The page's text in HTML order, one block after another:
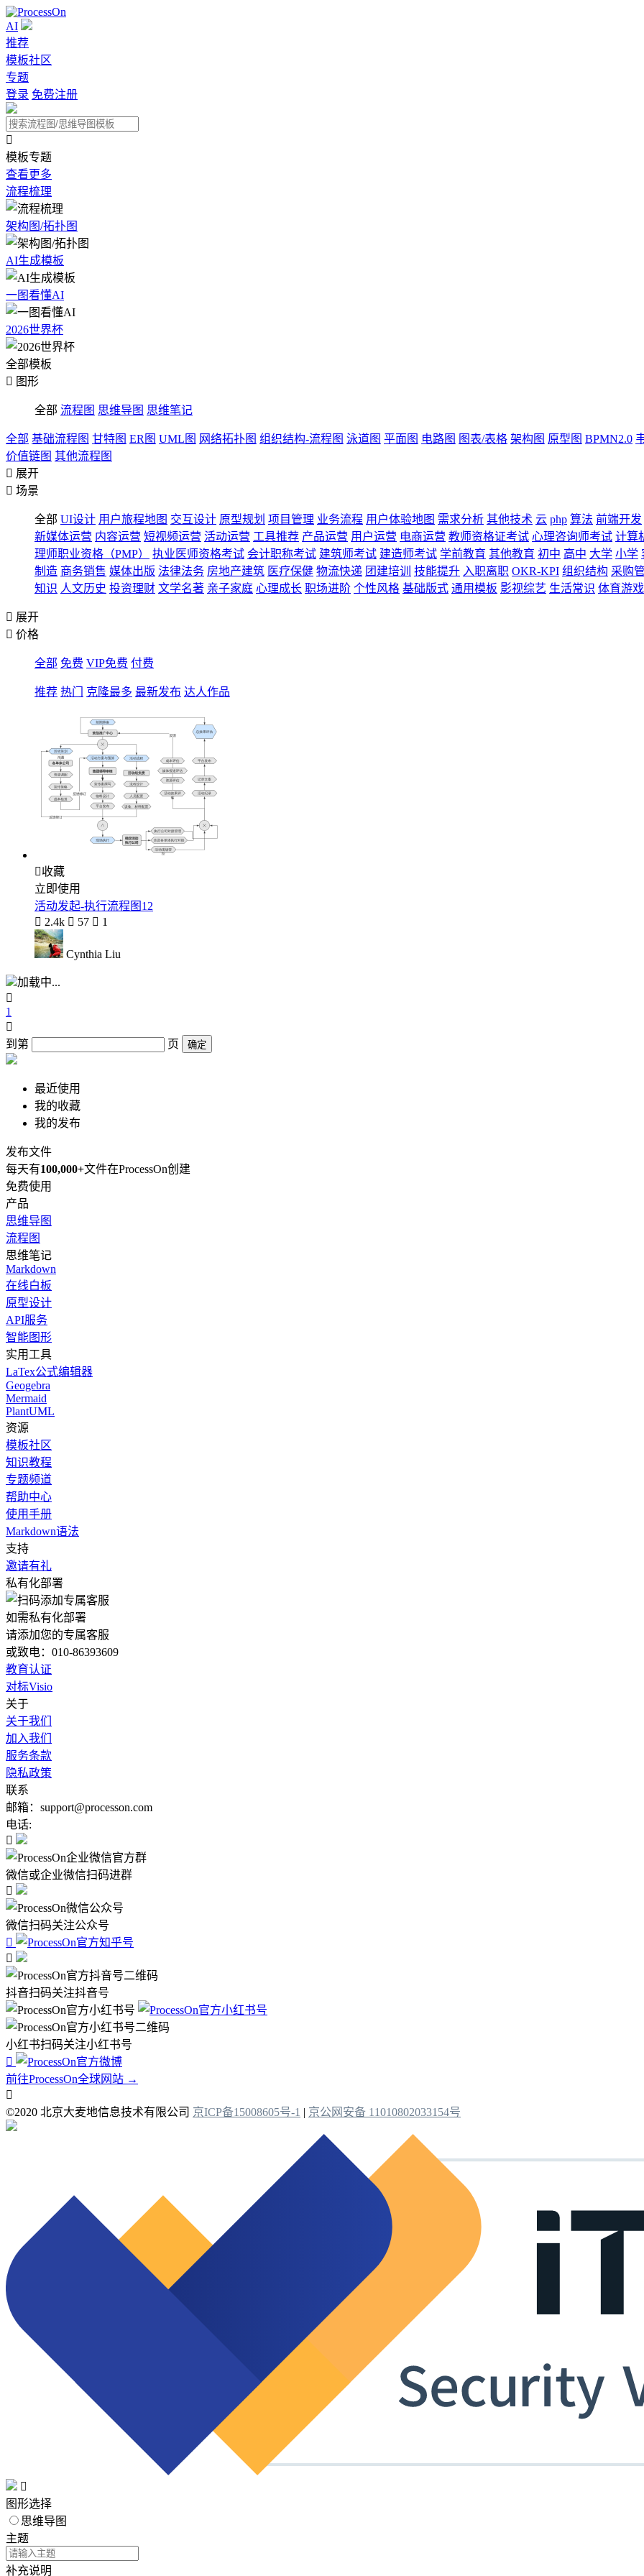
AI
推荐
模板社区
专题
登录 免费注册

模板专题
查看更多
流程梳理
架构图/拓扑图
AI生成模板
一图看懂AI
2026世界杯
全部模板
 图形
全部 流程图 思维导图 思维笔记
全部 基础流程图 甘特图 ER图 UML图 网络拓扑图 组织结构-流程图 泳道图 平面图 电路图 图表/表格 架构图 原型图 BPMN2.0
价值链图 其他流程图
 展开
 场景
全部 UI设计 用户旅程地图 交互设计 原型规划 项目管理 业务流程 用户体验地图 需求分析 其他技术 云 php 算法 前端开发
新媒体运营 内容运营 短视频运营 活动运营 工具推荐 产品运营 用户运营 电商运营 教师资格证考试 心理咨询师考试 计算
理师职业资格（PMP）
执业医师资格考试 会计职称考试 建筑师考试 建造师考试 学前教育 其他教育 初中 高中 大学 小学
制造 商务销售 媒体出版 法律法务 房地产建筑 医疗保健 物流快递 团建培训 技能提升 入职离职 OKR-KPI 组织结构 采购
知识 人文历史 投资理财 文学名著 亲子家庭 心理成长 职场进阶 个性风格 基础版式 通用模板 影视综艺 生活常识 体育游戏
 展开
 价格
全部 免费 VIP免费 付费
推荐 热门 克隆最多 最新发布 达人作品
收藏
立即使用
活动发起-执行流程图12
 2.4k  57  1
Cynthia Liu
加载中...

1

到第
页 确定
最近使用
我的收藏
我的发布
发布文件
每天有100,000+文件在ProcessOn创建
免费使用
产品
思维导图
流程图
思维笔记
Markdown
在线白板
原型设计
API服务
智能图形
实用工具
LaTex公式编辑器
Geogebra
Mermaid
PlantUML
资源
模板社区
知识教程
专题频道
帮助中心
使用手册
Markdown语法
支持
邀请有礼
私有化部署
如需私有化部署
请添加您的专属客服
或致电：010-86393609
教育认证
对标Visio
关于
关于我们
加入我们
服务条款
隐私政策
联系
邮箱：support@processon.com
电话:

微信或企业微信扫码进群

微信扫码关注公众号


抖音扫码关注抖音号
小红书扫码关注小红书号

前往ProcessOn全球网站 →

©2020 北京大麦地信息技术有限公司 京ICP备15008605号-1 | 京公网安备 11010802033154号

图形选择
思维导图
主题
补充说明